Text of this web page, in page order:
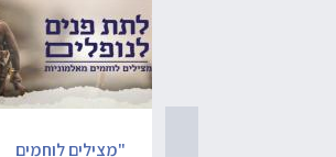
"מצילים לוחמים